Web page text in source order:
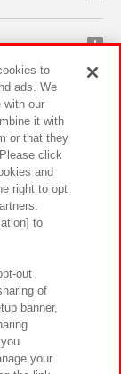
ポリシー
針と検証結果
・お問い合わせ
to
ads. We
with our
it with
or that they
click
and
right to opt
to
out
of
banner,
your